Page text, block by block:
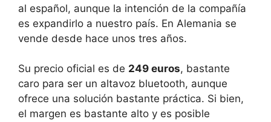
al español, aunque la intención de la compañía
es expandirlo a nuestro país. En Alemania se
vende desde hace unos tres años.
Su precio oficial es de 249 euros, bastante
caro para ser un altavoz bluetooth, aunque
ofrece una solución bastante práctica. Si bien,
el margen es bastante alto y es posible